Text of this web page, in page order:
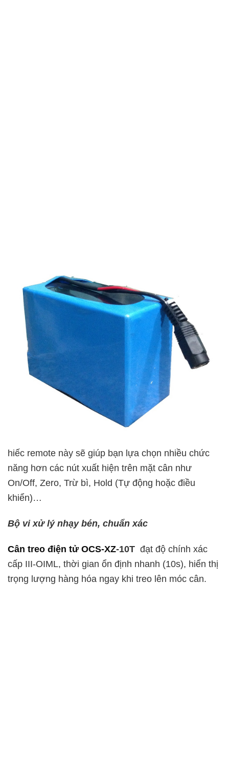
hiếc remote này sẽ giúp bạn lựa chọn nhiều chức
năng hơn các nút xuất hiện trên mặt cân như
On/Off, Zero, Trừ bì, Hold (Tự động hoặc điều
khiển)…
Bộ vi xử lý nhạy bén, chuẩn xác
Cân treo điện tử OCS-XZ-10T đạt độ chính xác
cấp III-OIML, thời gian ổn định nhanh (10s), hiển thị
trọng lượng hàng hóa ngay khi treo lên móc cân.